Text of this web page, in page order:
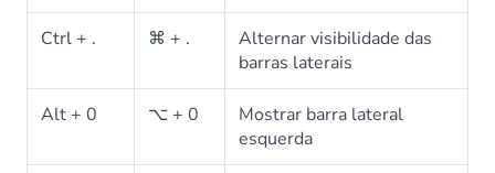
Ctrl + . ⌘ + .
Alternar visibilidade das
barras laterais
Alt + 0 ⌥ + 0
Mostrar barra lateral
esquerda